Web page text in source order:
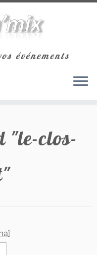
événements
"le-clos-